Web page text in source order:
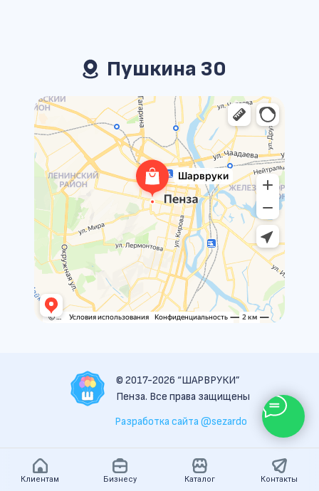
Клиентам Бизнесу Каталог Контакты
Пушкина 30
© 2017-2026 “ШАРВРУКИ”
Пенза. Все права защищены
Разработка сайта @sezardo